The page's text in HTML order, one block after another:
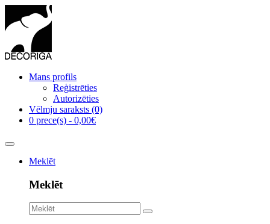
Mans profils
Reģistrēties
Autorizēties
Vēlmju saraksts (0)
0 prece(s) - 0,00€
Meklēt
Meklēt